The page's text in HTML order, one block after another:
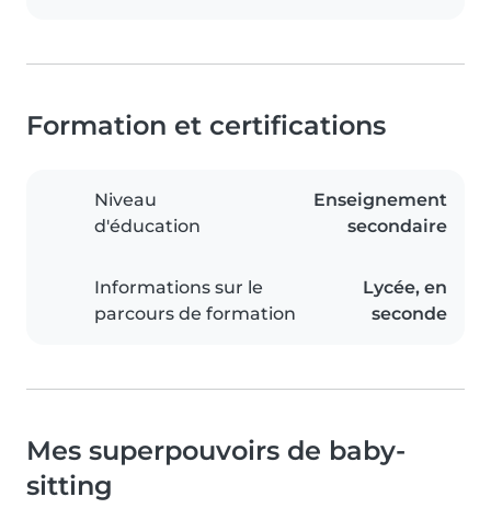
Formation et certifications
Niveau
d'éducation
Enseignement
secondaire
Informations sur le
parcours de formation
Lycée, en
seconde
Mes superpouvoirs de baby-
sitting